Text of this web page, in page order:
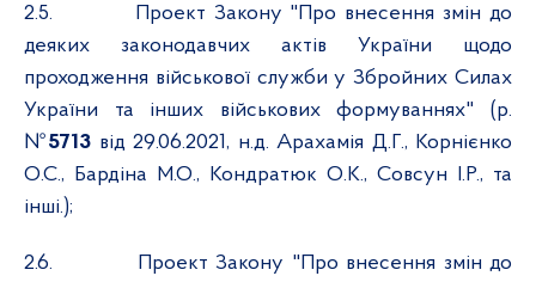
2.5.
Проект Закону "Про внесення змін до
деяких законодавчих актів України щодо
проходження військової служби у Збройних Силах
України та інших військових формуваннях" (р.
№5713 від 29.06.2021, н.д. Арахамія Д.Г., Корнієнко
О.С., Бардіна М.О., Кондратюк О.К., Совсун І.Р., та
інші.);
2.6.
Проект Закону "Про внесення змін до